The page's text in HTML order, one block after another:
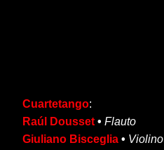
Cuartetango:
Raúl Dousset •Flauto
Giuliano Bisceglia • Violino